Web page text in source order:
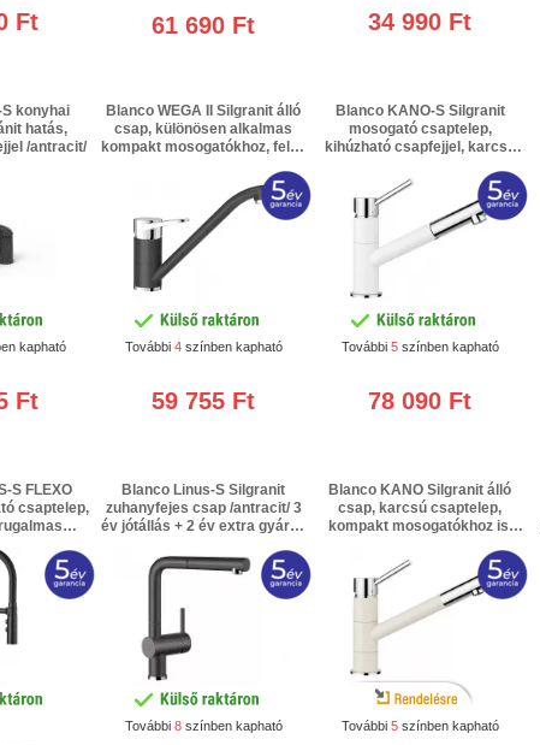
Ft 61 690 Ft 34 990 Ft
konyhai
hatás,
/antracit/
kapható
Ft
Blanco WEGA II Silgranit álló
csap, különösen alkalmas
kompakt mosogatókhoz, felső
/antracit/ 3 év jótállás + 2 év
extra gyártói garancia
További 4színben kapható
59 755 Ft
Blanco KANO-S Silgranit
mosogató csaptelep,
kihúzható csapfejjel, karcsú
mosogatókhoz is,
magasnyomású /fehér/ 3 év
jótállás + 2 év extra gyártói
garancia
További 5színben kapható
78 090 Ft
S FLEXO
csaptelep,
zuhany
3 év
gyártói
Blanco Linus-S Silgranit
zuhanyfejes csap /antracit/ 3
év jótállás + 2 év extra gyártói
További 8színben kapható
Blanco KANO Silgranit álló
csap, karcsú csaptelep,
kompakt mosogatókhoz is,
év jótállás + 2 év extra gyártói
garancia
További 5színben kapható